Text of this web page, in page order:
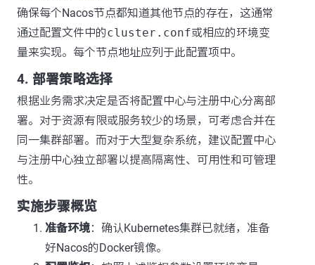
确保每个Nacos节点都知道其他节点的存在，这通常
通过配置文件中的cluster.conf或相应的环境变
量来实现。每个节点地址应列于此配置项中。
4. 部署策略选择
根据业务需求决定是否将配置中心与注册中心分离部
署。对于资源有限或服务较少的场景，可考虑合并在
同一集群部署。而对于大型复杂系统，建议配置中心
与注册中心独立部署以提高隔离性、可用性和可管理
性。
实施步骤概览
准备环境：确认Kubernetes集群已就绪，准备
好Nacos的Docker镜像。